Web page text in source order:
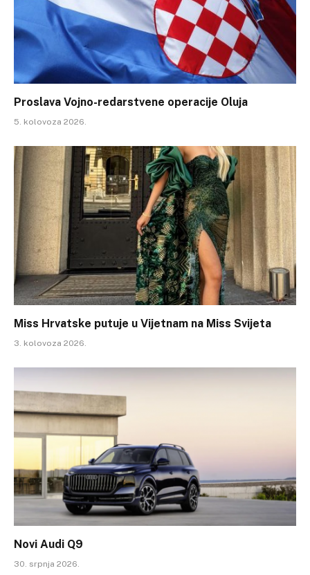
Proslava Vojno-redarstvene operacije Oluja
5. kolovoza 2026.
Miss Hrvatske putuje u Vijetnam na Miss Svijeta
3. kolovoza 2026.
Novi Audi Q9
30. srpnja 2026.